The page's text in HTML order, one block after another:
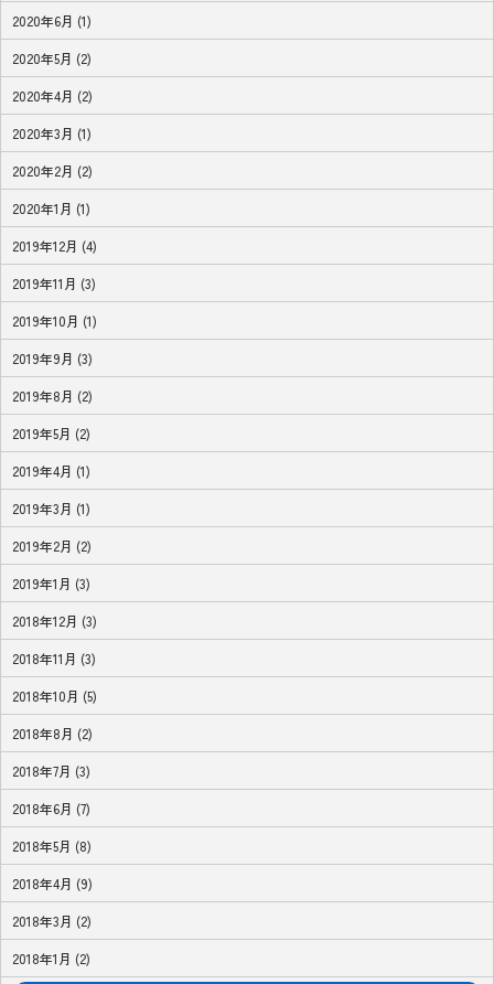
2020年6月 (1)
2020年5月 (2)
2020年4月 (2)
2020年3月 (1)
2020年2月 (2)
2020年1月 (1)
2019年12月 (4)
2019年11月 (3)
2019年10月 (1)
2019年9月 (3)
2019年8月 (2)
2019年5月 (2)
2019年4月 (1)
2019年3月 (1)
2019年2月 (2)
2019年1月 (3)
2018年12月 (3)
2018年11月 (3)
2018年10月 (5)
2018年8月 (2)
2018年7月 (3)
2018年6月 (7)
2018年5月 (8)
2018年4月 (9)
2018年3月 (2)
2018年1月 (2)